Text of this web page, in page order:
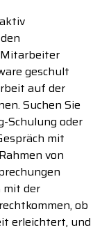
geschult
auf der
. Suchen Sie
-Schulung oder
mit
von
mit der
ob
erleichtert, und